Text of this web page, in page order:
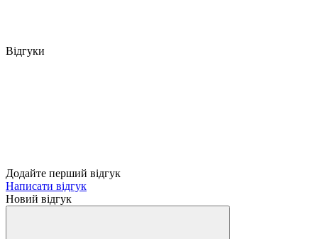
Відгуки
Додайте перший відгук
Написати відгук
Новий відгук